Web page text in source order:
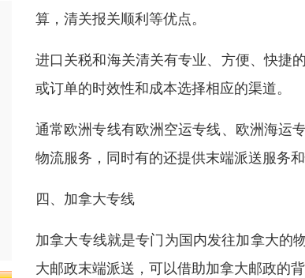
算，清关报关顺利等优点。
进口关税和海关清关有专业、方便、快捷
或订单的时效性和成本选择相应的渠道。
通常欧洲专线有欧洲空运专线、欧洲海运
物流服务，同时有的还提供末端派送服务
四、加拿大专线
加拿大专线就是专门为国内发往加拿大的
大邮政末端派送，可以借助加拿大邮政的